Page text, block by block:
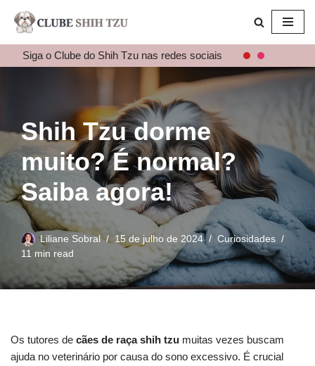
paraSiga o Clube do Shih Tzu nas redes sociais
Shih Tzu dorme
muito? É normal?
Saiba agora!
Liliane Sobral 15 de julho de 2024
Curiosidades
11 min read
Os tutores de cães de raça shih tzu muitas vezes buscam
ajuda no veterinário por causa do sono excessivo. É crucial